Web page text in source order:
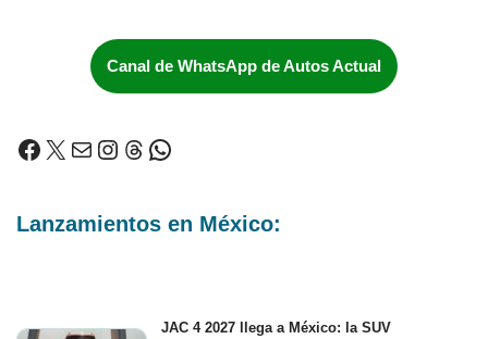
Canal de WhatsApp de Autos Actual
Lanzamientos en México:
JAC 4 2027 llega a México: la SUV